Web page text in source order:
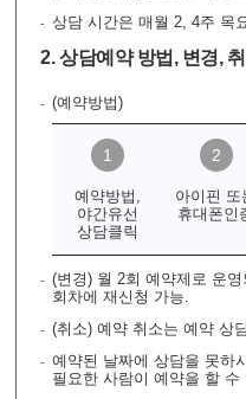
상담 시간은 매월 2, 4주 목
2. 상담예약 방법, 변경,
(예약방법)
예약방법,
야간유선
상담클릭
아이핀 또
휴대폰인
(변경) 월 2회 예약제로 운
회차에 재신청 가능.
(취소) 예약 취소는 예약 상
예약된 날짜에 상담을 못하
필요한 사람이 예약을 할